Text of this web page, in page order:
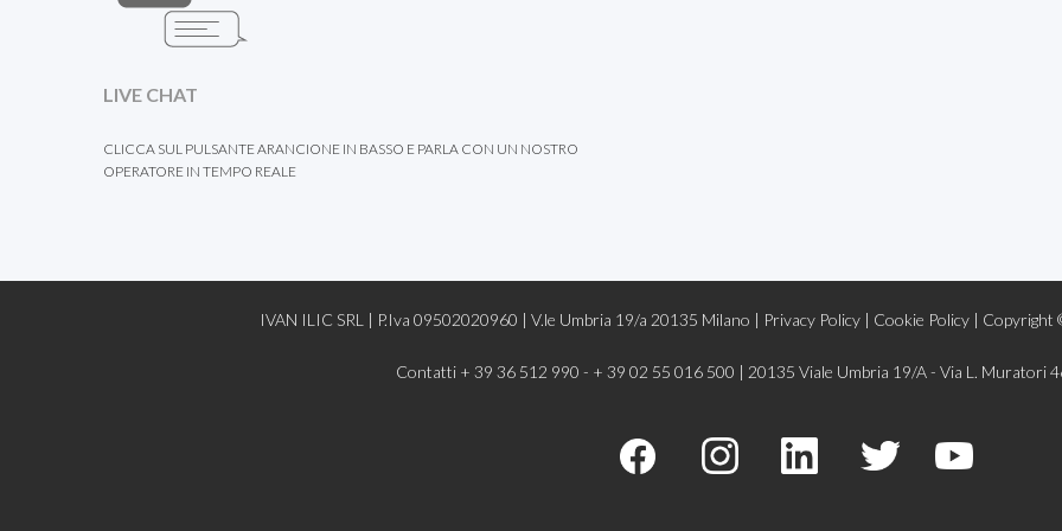
LIVE CHAT
CLICCA SUL PULSANTE ARANCIONE IN BASSO E PARLA CON UN NOSTRO
OPERATORE IN TEMPO REALE
IVAN ILIC SRL | P.Iva 09502020960 | V.le Umbria 19/a 20135 Milano | Privacy Policy| Cookie Policy | Copyright
Contatti + 39 36 512 990 - + 39 02 55 016 500 | 20135 Viale Umbria 19/A - Via L. Muratori